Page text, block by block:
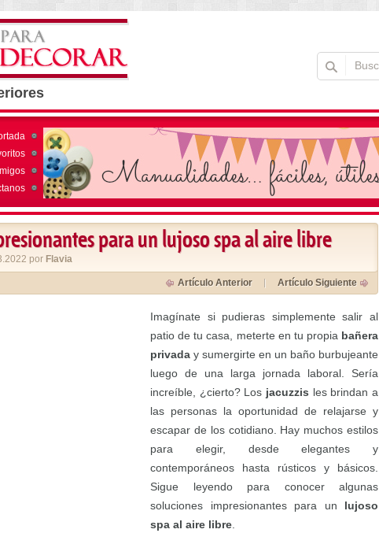
para un lujoso spa al aire libre
por Flavia
Artículo Anterior Artículo Siguiente
Imagínate si pudieras simplemente salir al
patio de tu casa, meterte en tu propia bañera
privada y sumergirte en un baño burbujeante
luego de una larga jornada laboral. Sería
increíble, ¿cierto? Los jacuzzis les brindan a
las personas la oportunidad de relajarse y
escapar de los cotidiano. Hay muchos estilos
para elegir, desde elegantes y
contemporáneos hasta rústicos y básicos.
Sigue leyendo para conocer algunas
soluciones impresionantes para un lujoso
spa al aire libre